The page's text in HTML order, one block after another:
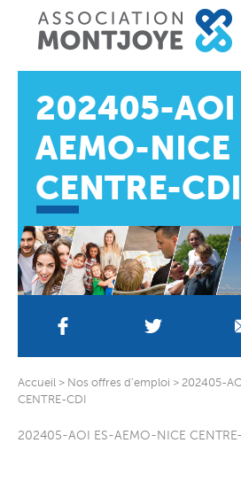
202405-AOI
AEMO-NICE
CENTRE-CDI
Accueil > Nos offres d’emploi > 202405-
CENTRE-CDI
202405-AOI ES-AEMO-NICE